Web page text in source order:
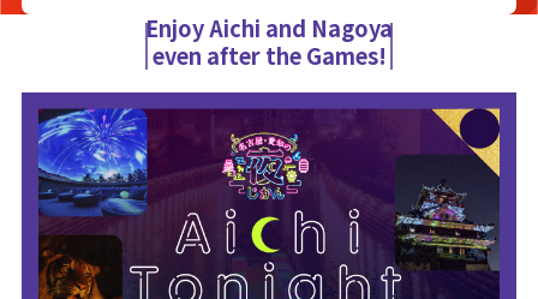
Enjoy Aichi and Nagoya
even after the Games!